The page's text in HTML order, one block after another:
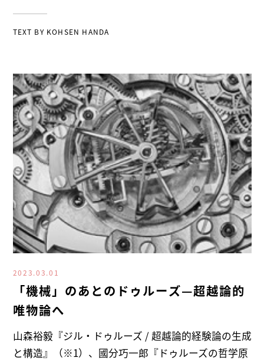
TEXT BY KOHSEN HANDA
2023.03.01
「機械」のあとのドゥルーズ—超越論的
唯物論へ
山森裕毅『ジル・ドゥルーズ / 超越論的経験論の生成
と構造』（※1）、國分巧一郎『ドゥルーズの哲学原